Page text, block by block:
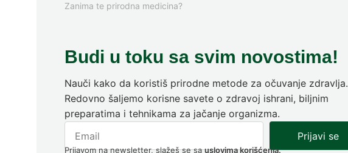
Zanima te prirodna medicina?
Budi u toku sa svim novostima!
Nauči kako da koristiš prirodne metode za očuvanje zdravlja.
Redovno šaljemo korisne savete o zdravoj ishrani, biljnim
preparatima i tehnikama za jačanje organizma.
Prijavi se
Prijavom na newsletter, slažeš se sauslovima korišćenja.